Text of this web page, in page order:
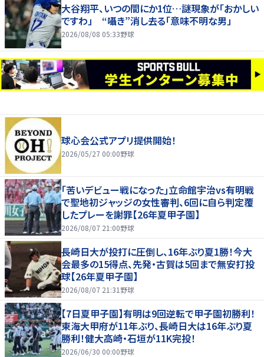
大谷翔平、いつの間にか1位…謎現象が「おかしい
ですわ」 “囁き”消し去る「意味不明な男」
2026/08/08 05:33野球
球心会公式アプリ提供開始！
2026/05/27 00:00野球
｢苦いデビュー戦になった｣立命館宇治vs有明戦
で聖地初ジャッジの女性審判、6回に自ら判定覆
したプレーを謝罪【26年夏甲子園】
2026/08/07 21:00野球
長崎日大が投打に圧倒し、16年ぶり夏1勝！今大
会最多の15得点、先発・古賀は5回まで無安打投
球【26年夏甲子園】
2026/08/07 21:31 野球
【7日夏甲子園】有明は9回逆転で甲子園初勝利！
東海大甲府が11年ぶり、長崎日大は16年ぶり夏
勝利！健大高崎・石垣が11K完投！
2026/06/30 00:00野球